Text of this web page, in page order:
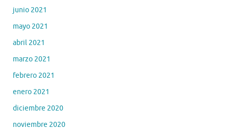
junio 2021
mayo 2021
abril 2021
marzo 2021
febrero 2021
enero 2021
diciembre 2020
noviembre 2020